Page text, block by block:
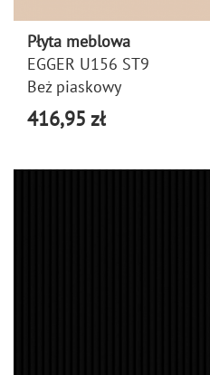
Płyta meblowa
EGGER U156 ST9
Beż piaskowy
416,95 zł